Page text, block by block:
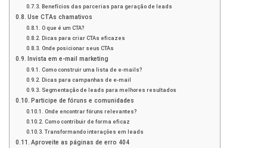
Benefícios das parcerias para geração de leads
Use CTAs chamativos
O que é um CTA?
Dicas para criar CTAs eficazes
Onde posicionar seus CTAs
Invista em e-mail marketing
Como construir uma lista de e-mails?
Dicas para campanhas de e-mail
Segmentação de leads para melhores resultados
Participe de fóruns e comunidades
Onde encontrar fóruns relevantes?
Como contribuir de forma eficaz
Transformando interações em leads
Aproveite as páginas de erro 404